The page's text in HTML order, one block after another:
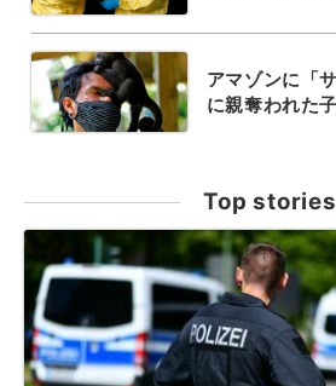
アマゾンに「
に親奪われた
Top stories